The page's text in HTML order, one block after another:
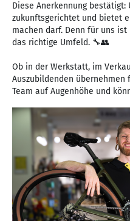
Diese Anerkennung
zukunftsgerichtet und bietet
machen darf. Denn für uns
das richtige Umfeld. 🔧👥
Ob in der Werkstatt, im
Auszubildenden
Team auf Augenhöhe und